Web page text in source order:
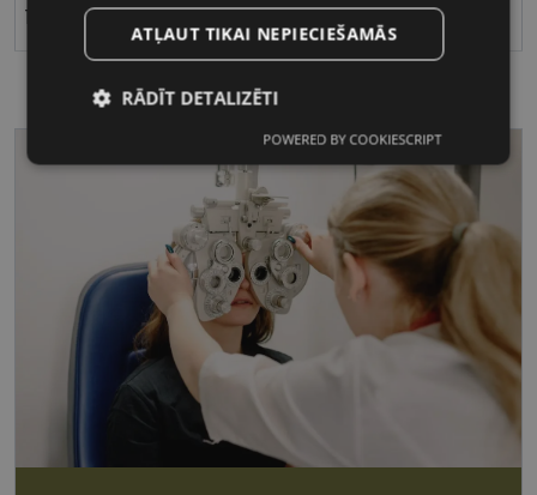
16
ATĻAUT TIKAI NEPIECIEŠAMĀS
RĀDĪT DETALIZĒTI
sīkdatnes
Statistikas
sīkdatnes
Mārketinga
sīkdatnes
Funkcionālās
sīkdatnes
Nepieciešamās sīkdatnes
POWERED BY COOKIESCRIPT